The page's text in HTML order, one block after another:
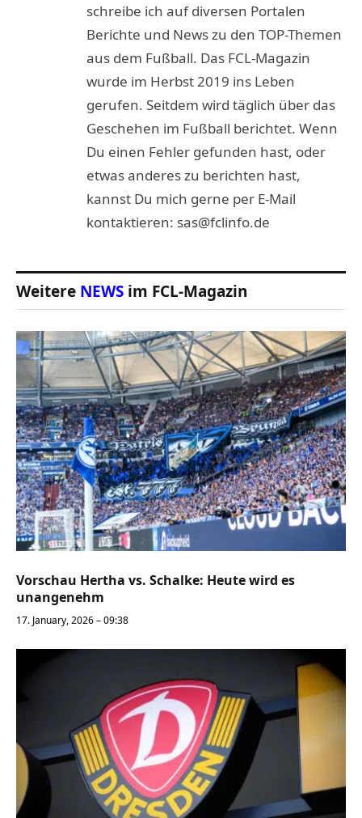
schreibe ich auf diversen Portalen
Berichte und News zu den TOP-Themen
aus dem Fußball. Das FCL-Magazin
wurde im Herbst 2019 ins Leben
gerufen. Seitdem wird täglich über das
Geschehen im Fußball berichtet. Wenn
Du einen Fehler gefunden hast, oder
etwas anderes zu berichten hast,
kannst Du mich gerne per E-Mail
kontaktieren: sas@fclinfo.de
Weitere NEWS im FCL-Magazin
Vorschau Hertha vs. Schalke: Heute wird es
unangenehm
17. January, 2026 – 09:38